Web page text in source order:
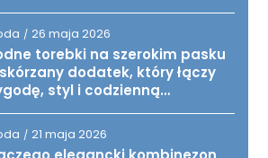
/ 26 maja 2026
torebki na szerokim pasku
dodatek, który łączy
styl i codzienną
/ 21 maja 2026